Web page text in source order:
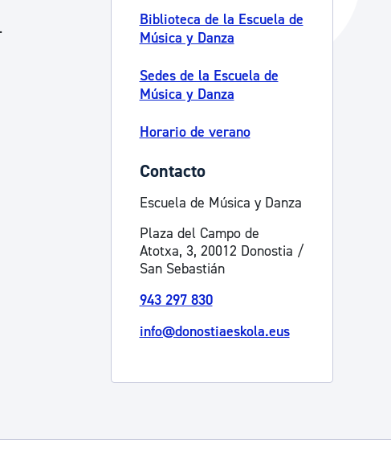
Biblioteca de la Escuela de
Música y Danza
Sedes de la Escuela de
Música y Danza
Horario de verano
Contacto
Escuela de Música y Danza
Plaza del Campo de
Atotxa, 3, 20012 Donostia /
San Sebastián
943 297 830
info@donostiaeskola.eus